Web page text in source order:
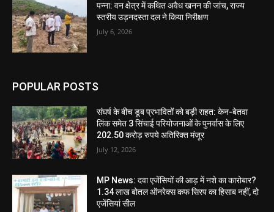
पन्ना: वन क्षेत्र में कथित अवैध खनन की जांच, राज्य
स्तरीय उड़नदस्ता दल ने किया निरीक्षण
July 6, 2026
POPULAR POSTS
संघर्ष के बीच डूब प्रभावितों को बड़ी राहत: केन-बेतवा
लिंक समेत 3 सिंचाई परियोजनाओं के पुनर्वास के लिए
202.50 करोड़ रुपये अतिरिक्त मंजूर
July 12, 2026
MP News: दवा एजेंसियों की आड़ में नशे का कारोबार?
1.34 लाख बोतल ऑनरेक्स कफ सिरप का हिसाब नहीं, दो
एजेंसियां सील